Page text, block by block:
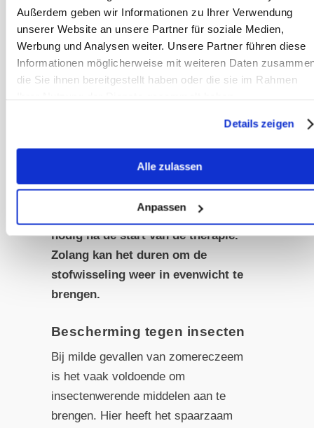
Außerdem geben wir Informationen zu Ihrer Verwendung
unserer Website an unsere Partner für soziale Medien,
Werbung und Analysen weiter. Unsere Partner führen diese
Informationen möglicherweise mit weiteren Daten
die Sie ihnen bereitgestellt haben oder die sie im Rahmen
Details zeigen
Alle zulassen
Anpassen
Paardeneigenaren zijn vaak net zo
Darm
blijft vaak nog een tot twee zomers
nodig na de start van de therapie.
Zolang kan het duren om de
stofwisseling weer in evenwicht te
brengen.
Bescherming tegen insecten
Bij milde gevallen van zomereczeem
is het vaak voldoende om
insectenwerende middelen aan te
brengen. Hier heeft het spaarzaam